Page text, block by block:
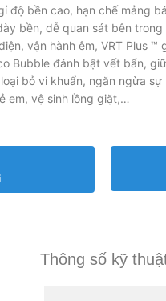
độ bền cao, hạn chế mảng
bền, dễ quan sát bên trong
vận hành êm, VRT Plus ™
Bubble đánh bật vết bẩn,
bỏ vi khuẩn, ngăn ngừa
em, vệ sinh lồng giặt,…
Thông số kỹ